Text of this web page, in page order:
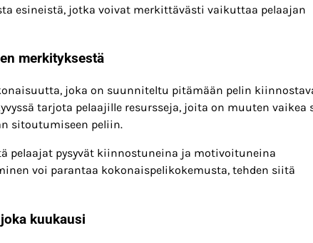
esineistä, jotka voivat merkittävästi vaikuttaa pelaajan
merkityksestä
joka on suunniteltu pitämään pelin
tarjota pelaajille resursseja, joita on muuten vaikea
sitoutumiseen peliin.
pelaajat pysyvät kiinnostuneina ja motivoituneina
voi parantaa kokonaispelikokemusta, tehden siitä
kuukausi